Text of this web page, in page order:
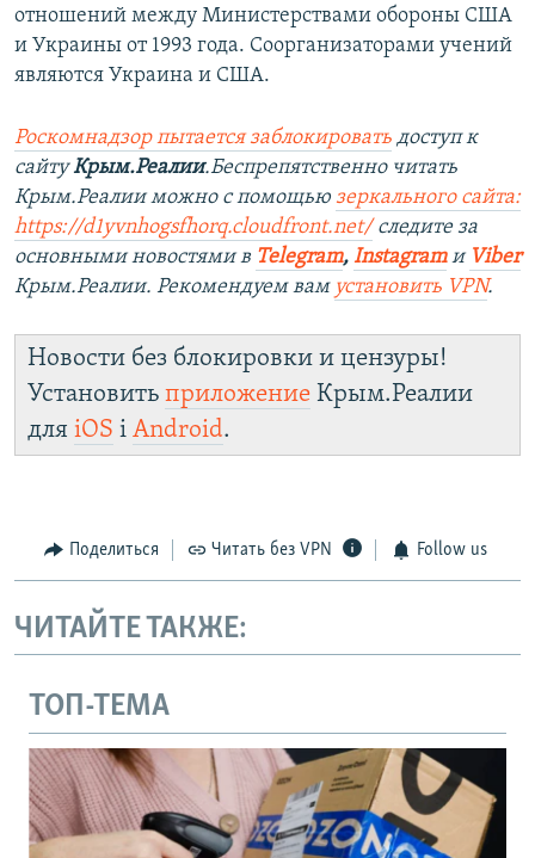
отношений между Министерствами обороны США
и Украины от 1993 года. Соорганизаторами учений
являются Украина и США.
Роскомнадзор пытается заблокировать доступ к
сайтуКрым.Реалии.Беспрепятственно читать
Крым.Реалии можно с помощью зеркального сайта:
https://d1yvnhogsfhorq.cloudfront.net/следите за
основными новостями в Telegram, Instagramи Viber
Крым.Реалии. Рекомендуем вам установить VPN.
Новости без блокировки и цензуры!
Установить приложение Крым.Реалии
для iOS і Android.
Поделиться Читать без VPN Follow us
ЧИТАЙТЕ ТАКЖЕ:
ТОП-ТЕМА